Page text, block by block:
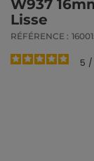
W937
Lisse
RÉFÉRENCE :
5 /